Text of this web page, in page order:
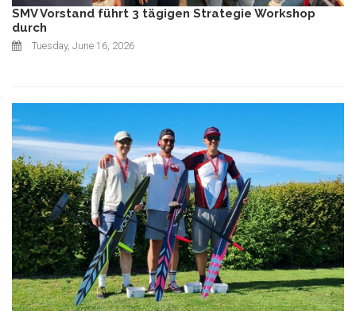
SMV Vorstand führt 3 tägigen Strategie Workshop
durch
Tuesday, June 16, 2026